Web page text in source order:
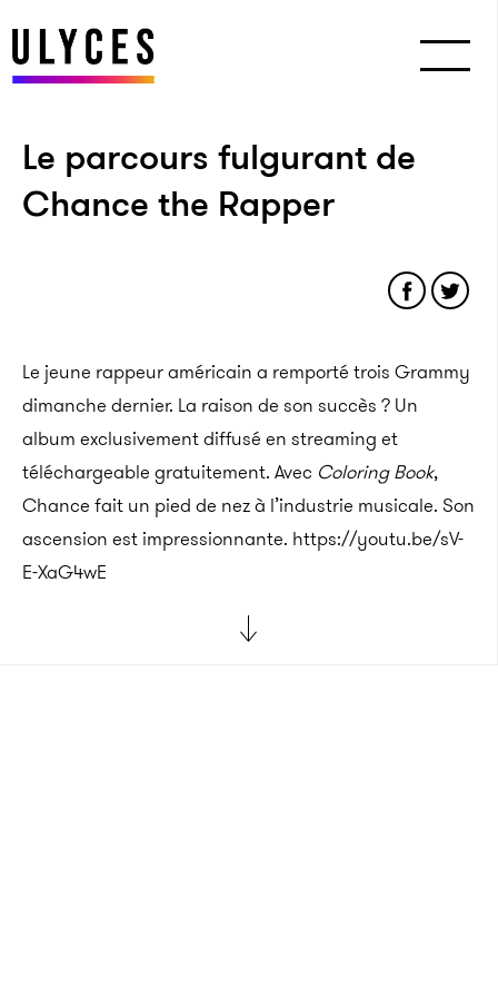
Le parcours fulgurant de
Chance the Rapper
Le jeune rappeur américain a remporté trois Grammy
dimanche dernier. La raison de son succès ? Un
album exclusivement diffusé en streaming et
téléchargeable gratuitement. Avec Coloring Book,
Chance fait un pied de nez à l’industrie musicale. Son
ascension est impressionnante. https://youtu.be/sV-
E-XaG4wE